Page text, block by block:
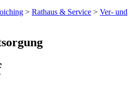
> Rathaus & Service > Ver- und